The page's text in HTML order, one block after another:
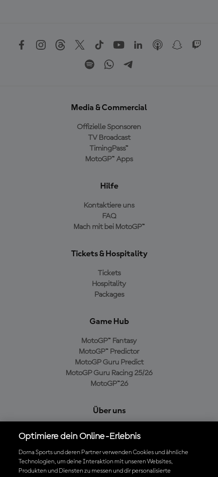
Media & Commercial
Offizielle Sponsoren
TV Broadcast
TimingPass™
MotoGP™ Apps
Hilfe
Kontaktiere uns
FAQ
Mach mit bei MotoGP™
Tickets & Hospitality
Tickets
Hospitality
Packages
Game Hub
MotoGP™ Fantasy
MotoGP™ Predictor
MotoGP Guru Predict
MotoGP Guru Racing 25/26
MotoGP™26
Über uns
Cookie-Richtlinien
Geschäftsbedingungen
Datenschutzrichtlinien
Kaufrichtlinie
Optimiere dein Online-Erlebnis
Dorna Sports und deren Partner verwenden Cookies und ähnliche
Technologien, um deine Interaktion mit unseren Websites,
Produkten und Diensten zu messen und dir personalisierte